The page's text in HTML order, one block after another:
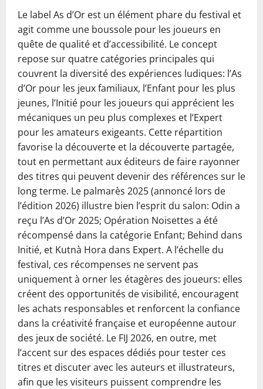
Le label As d’Or est un élément phare du festival et
agit comme une boussole pour les joueurs en
quête de qualité et d’accessibilité. Le concept
repose sur quatre catégories principales qui
couvrent la diversité des expériences ludiques: l’As
d’Or pour les jeux familiaux, l’Enfant pour les plus
jeunes, l’Initié pour les joueurs qui apprécient les
mécaniques un peu plus complexes et l’Expert
pour les amateurs exigeants. Cette répartition
favorise la découverte et la découverte partagée,
tout en permettant aux éditeurs de faire rayonner
des titres qui peuvent devenir des références sur le
long terme. Le palmarès 2025 (annoncé lors de
l’édition 2026) illustre bien l’esprit du salon: Odin a
reçu l’As d’Or 2025; Opération Noisettes a été
récompensé dans la catégorie Enfant; Behind dans
Initié, et Kutnà Hora dans Expert. A l’échelle du
festival, ces récompenses ne servent pas
uniquement à orner les étagères des joueurs: elles
créent des opportunités de visibilité, encouragent
les achats responsables et renforcent la confiance
dans la créativité française et européenne autour
des jeux de société. Le FIJ 2026, en outre, met
l’accent sur des espaces dédiés pour tester ces
titres et discuter avec les auteurs et illustrateurs,
afin que les visiteurs puissent comprendre les